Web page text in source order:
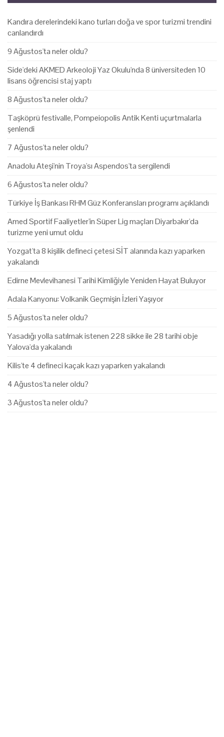
Kandıra derelerindeki kano turları doğa ve spor turizmi trendini
canlandırdı
9 Ağustos'ta neler oldu?
Side'deki AKMED Arkeoloji Yaz Okulu'nda 8 üniversiteden 10
lisans öğrencisi staj yaptı
8 Ağustos'ta neler oldu?
Taşköprü festivalle, Pompeiopolis Antik Kenti uçurtmalarla
şenlendi
7 Ağustos'ta neler oldu?
Anadolu Ateşi'nin Troya'sı Aspendos'ta sergilendi
6 Ağustos'ta neler oldu?
Türkiye İş Bankası RHM Güz Konferansları programı açıklandı
Amed Sportif Faaliyetler'in Süper Lig maçları Diyarbakır'da
turizme yeni umut oldu
Yozgat'ta 8 kişilik defineci çetesi SİT alanında kazı yaparken
yakalandı
Edirne Mevlevihanesi Tarihi Kimliğiyle Yeniden Hayat Buluyor
Adala Kanyonu: Volkanik Geçmişin İzleri Yaşıyor
5 Ağustos'ta neler oldu?
Yasadığı yolla satılmak istenen 228 sikke ile 28 tarihi obje
Yalova'da yakalandı
Kilis'te 4 defineci kaçak kazı yaparken yakalandı
4 Ağustos'ta neler oldu?
3 Ağustos'ta neler oldu?